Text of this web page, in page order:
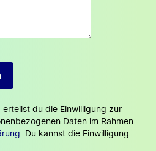
du die Einwilligung zur
Daten im Rahmen
. Du kannst die Einwilligung